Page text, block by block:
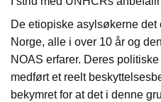
De etiopiske asylsøkerne
Norge, alle i over 10 år og
NOAS erfarer. Deres
medført et reelt
bekymret for at det i denne